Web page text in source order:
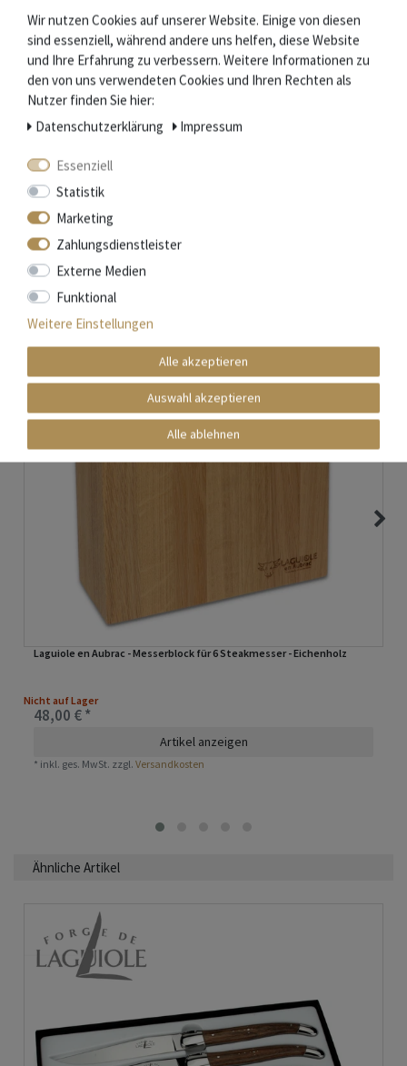
Stierkopf.
Die je nach Messertyp bis zu 216 Arbeitsschritte bei der
Herstellung werden jeweils nur von einem Schmied
ausgeführt.
Messer zu einem Einzelstück.
Mehr Informationen zum EU Verantwortlichen »
Zubehör
Laguiole en Aubrac - Messerblock für 6 Steakmesser - Eichenholz
Nicht auf Lager
48,00 € *
Artikel anzeigen
* inkl. ges. MwSt. zzgl.Versandkosten
Ähnliche Artikel
Wir nutzen Cookies auf unserer Website. Einige von diesen
sind essenziell, während andere uns helfen, diese Website
und Ihre Erfahrung zu verbessern. Weitere Informationen zu
den von uns verwendeten Cookies und Ihren Rechten als
Nutzer finden Sie hier:
Daten­schutz­erklärung
Impressum
Essenziell
Statistik
Marketing
Zahlungsdienstleister
Externe Medien
Funktional
Weitere Einstellungen
Alle akzeptieren
Auswahl akzeptieren
Alle ablehnen